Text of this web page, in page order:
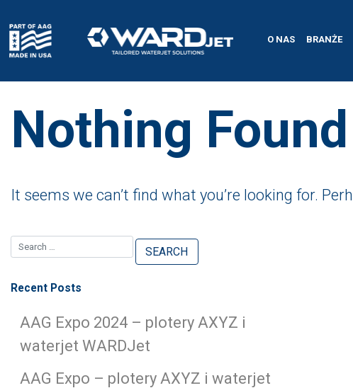
content
O NAS BRANŻE
Nothing Found
It seems we can’t find what you’re looking for.
Recent Posts
AAG Expo 2024 – plotery AXYZ i
waterjet WARDJet
AAG Expo – plotery AXYZ i waterjet